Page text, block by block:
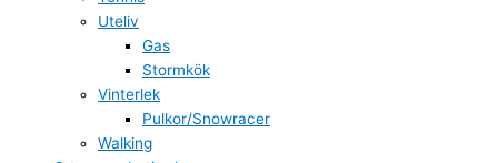
Uteliv
Gas
Stormkök
Vinterlek
Pulkor/Snowracer
Walking